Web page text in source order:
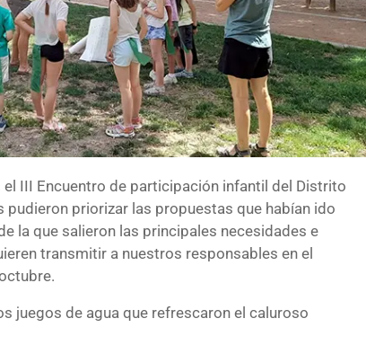
III Encuentro de participación infantil del Distrito
pudieron priorizar las propuestas que habían ido
la que salieron las principales necesidades e
transmitir a nuestros responsables en el
juegos de agua que refrescaron el caluroso